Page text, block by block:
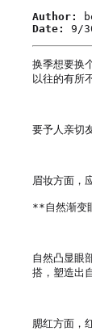
Author:
Date:
9/
换季想要换
以往的有所
要予人亲切
眉妆方面，
**自然渐变
自然凸显眼
搭，塑造出
腮红方面，